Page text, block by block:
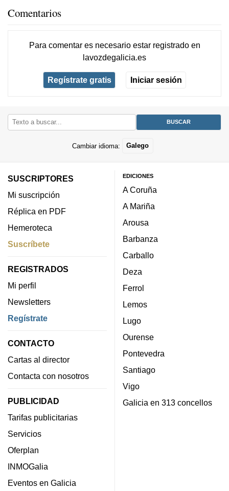
Comentarios
Para comentar es necesario estar registradoen
lavozdegalicia.es
Regístrate gratis Iniciar sesión
Cambiar idioma: Galego
SUSCRIPTORES
Mi suscripción
Réplica en PDF
Hemeroteca
Suscríbete
REGISTRADOS
Mi perfil
Newsletters
Regístrate
CONTACTO
Cartas al director
Contacta con nosotros
PUBLICIDAD
Tarifas publicitarias
Servicios
Oferplan
INMOGalia
Eventos en Galicia
EDICIONES
A Coruña
A Mariña
Arousa
Barbanza
Carballo
Deza
Ferrol
Lemos
Lugo
Ourense
Pontevedra
Santiago
Vigo
Galicia en 313 concellos